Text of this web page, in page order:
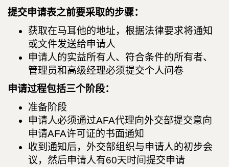
提交申请表之前要采取的步骤：
获取在马耳他的地址，根据法律要求将通知
或文件发送给申请人
申请人的实益所有人、符合条件的所有者、
管理员和高级经理必须提交个人问卷
申请过程包括三个阶段：
准备阶段
申请人必须通过AFA代理向外交部提交意向
申请AFA许可证的书面通知
收到通知后，外交部组织与申请人的初步会
议，然后申请人有60天时间提交申请